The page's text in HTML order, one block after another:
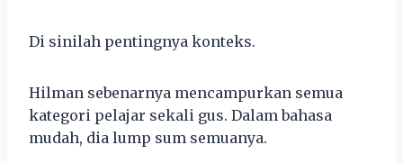
Di sinilah pentingnya konteks.
Hilman sebenarnya mencampurkan semua
kategori pelajar sekali gus. Dalam bahasa
mudah, dia lump sum semuanya.